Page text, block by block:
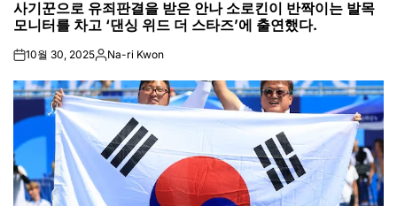
IN
사기꾼으로 유죄판결을 받은 안나 소로킨이 반짝이는 발목
모니터를 차고 ‘댄싱 위드 더 스타즈’에 출연했다.
on10월 30, 2025Posted
Na-ri Kwon